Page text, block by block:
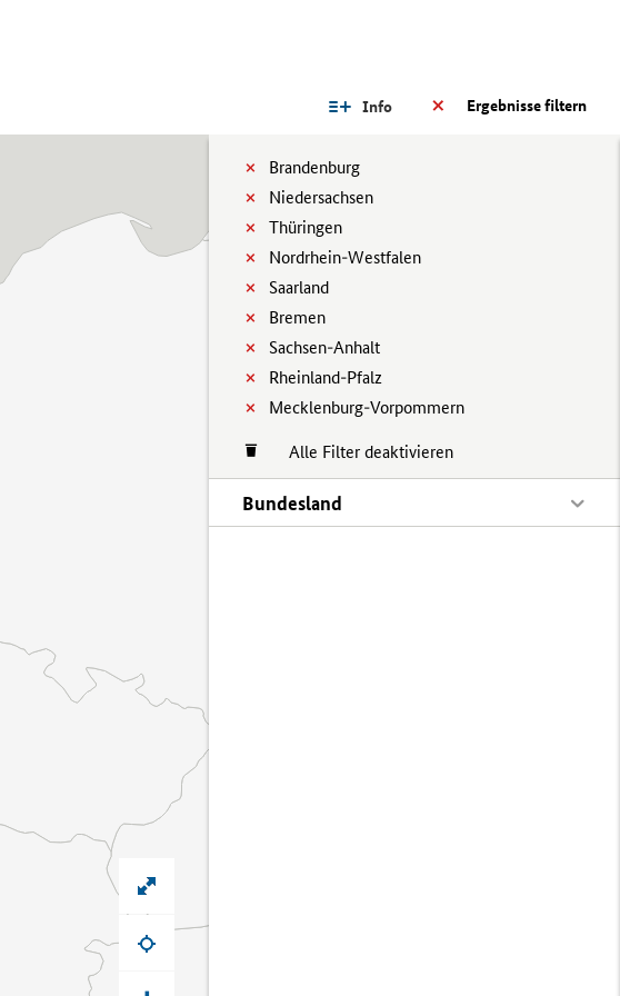
Ergebnisse filtern
Info
Brandenburg
Niedersachsen
Thüringen
Nordrhein-Westfalen
Saarland
Bremen
Sachsen-Anhalt
Rheinland-Pfalz
Mecklenburg-Vorpommern
Alle Filter deaktivieren
Bundesland